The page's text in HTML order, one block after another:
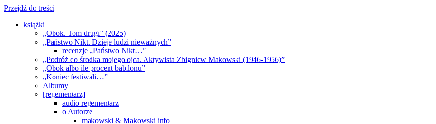
Przejdź do treści
książki
„Obok. Tom drugi” (2025)
„Państwo Nikt. Dzieje ludzi nieważnych”
recenzje „Państwo Nikt…”
„Podróż do środka mojego ojca. Aktywista Zbigniew Makowski (1946-1956)”
„Obok albo ile procent babilonu”
„Koniec festiwali…”
Albumy
[regementarz]
audio regementarz
o Autorze
makowski & Makowski info